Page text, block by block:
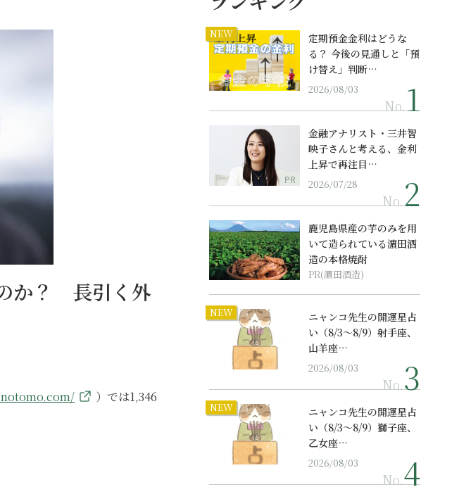
か？ 長引く外
）では1,346
NEW
定期預金金利はどうな
る？ 今後の見通しと「預
け替え」判断…
2026/08/03
No.
PR
金融アナリスト・三井智
映子さんと考える、金利
上昇で再注目…
2026/07/28
No.
鹿児島県産の芋のみを用
いて造られている濵田酒
造の本格焼酎
PR(濵田酒造)
NEW
ニャンコ先生の開運星占
い（8/3～8/9）射手座、
山羊座…
2026/08/03
No.
NEW
ニャンコ先生の開運星占
い（8/3～8/9）獅子座、
乙女座…
2026/08/03
No.